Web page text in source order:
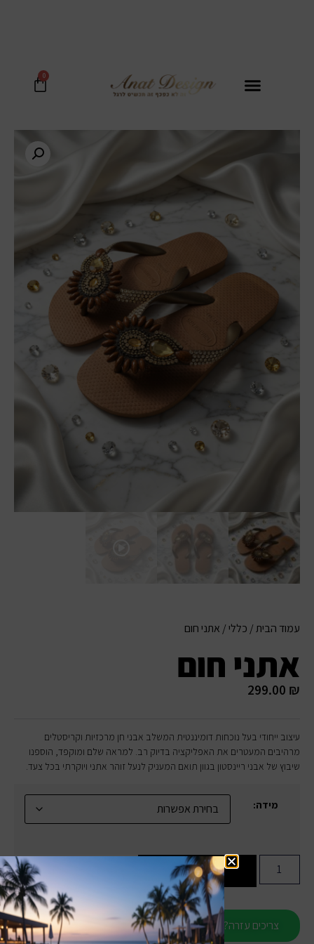
0
עמוד הבית/ כללי/ אתני חום
אתני חום
299.00 ₪
עיצוב ייחודי בעל נוכחות דומיננטית המשלב אבני חן מרכזיות וקריסטלים
מרהיבים המעטרים את האפליקציה בדיוק רב. למראה שלם ומוקפד, הוספנו
שיבוץ של אבני ריינסטון בגוון תואם המעניק לנעל זוהר אתני ויוקרתי בכל צעד.
מידה:
הוספה לסל
צריכים עזרה?